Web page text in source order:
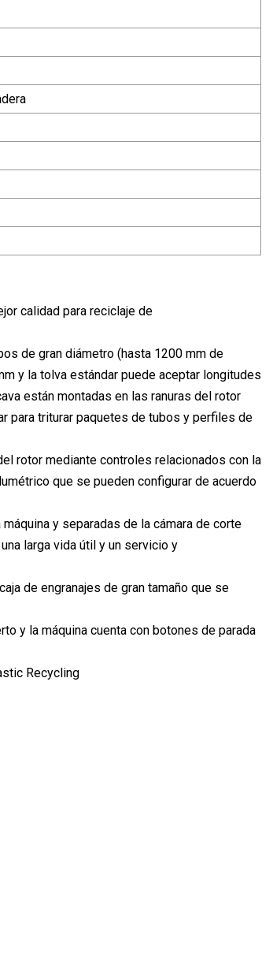
calidad para reciclaje de
de gran diámetro (hasta 1200 mm de
y la tolva estándar puede aceptar longitudes
están montadas en las ranuras del rotor
para triturar paquetes de tubos y perfiles de
rotor mediante controles relacionados con la
que se pueden configurar de acuerdo
y separadas de la cámara de corte
larga vida útil y un servicio y
de engranajes de gran tamaño que se
y la máquina cuenta con botones de parada